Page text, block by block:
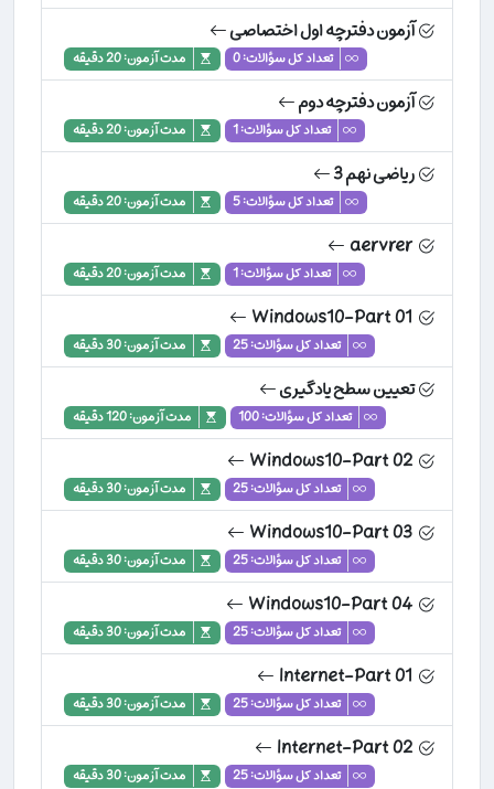
آزمون دفترچه اول اختصاصی
تعداد کل سؤالات: 0 مدت آزمون: 20 دقیقه
آزمون دفترچه دوم
تعداد کل سؤالات: 1 مدت آزمون: 20 دقیقه
ریاضی نهم 3
تعداد کل سؤالات: 5 مدت آزمون: 20 دقیقه
aervrer
تعداد کل سؤالات: 1 مدت آزمون: 20 دقیقه
تعداد کل سؤالات: 25 مدت آزمون: 30 دقیقه
تعیین سطح یادگیری
تعداد کل سؤالات: 100 مدت آزمون: 120 دقیقه
تعداد کل سؤالات: 25 مدت آزمون: 30 دقیقه
تعداد کل سؤالات: 25 مدت آزمون: 30 دقیقه
تعداد کل سؤالات: 25 مدت آزمون: 30 دقیقه
تعداد کل سؤالات: 25 مدت آزمون: 30 دقیقه
تعداد کل سؤالات: 25 مدت آزمون: 30 دقیقه